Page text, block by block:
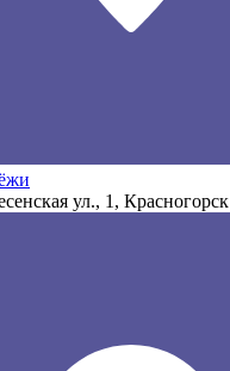
ул., 1, Красногорск